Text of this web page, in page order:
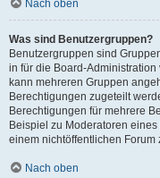
Nach oben
Was sind Benutzergruppen?
Benutzergruppen sind
in für die Board-
kann mehreren Gruppen
Berechtigungen zugeteilt
Berechtigungen für mehrere
Beispiel zu Moderatoren
einem nichtöffentlichen Forum
Nach oben